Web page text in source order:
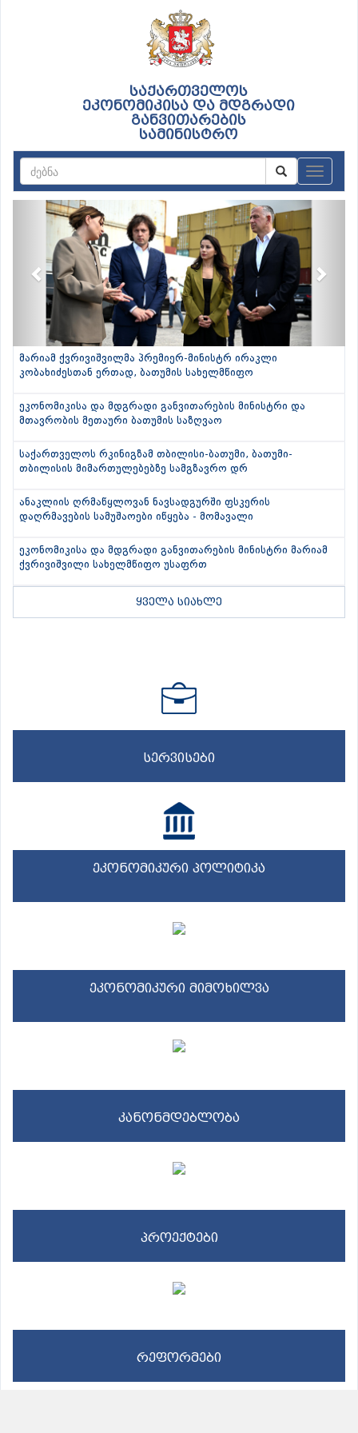
საქართველოს
ეკონომიკისა და მდგრადი
განვითარების
სამინისტრო
Previous
მარიამ ქვრივიშვილმა პრემიერ-მინისტრ ირაკლი
კობახიძესთან ერთად, ბათუმის სახელმწიფო
ეკონომიკისა და მდგრადი განვითარების მინისტრი და
მთავრობის მეთაური ბათუმის საზღვაო
საქართველოს რკინიგზამ თბილისი-ბათუმი, ბათუმი-
თბილისის მიმართულებებზე სამგზავრო დრ
ანაკლიის ღრმაწყლოვან ნავსადგურში ფსკერის
დაღრმავების სამუშაოები იწყება - მომავალი
ეკონომიკისა და მდგრადი განვითარების მინისტრი მარიამ
ქვრივიშვილი სახელმწიფო უსაფრთ
ყველა სიახლე
სერვისები
ეკონომიკური პოლიტიკა
ეკონომიკური მიმოხილვა
კანონმდებლობა
პროექტები
რეფორმები